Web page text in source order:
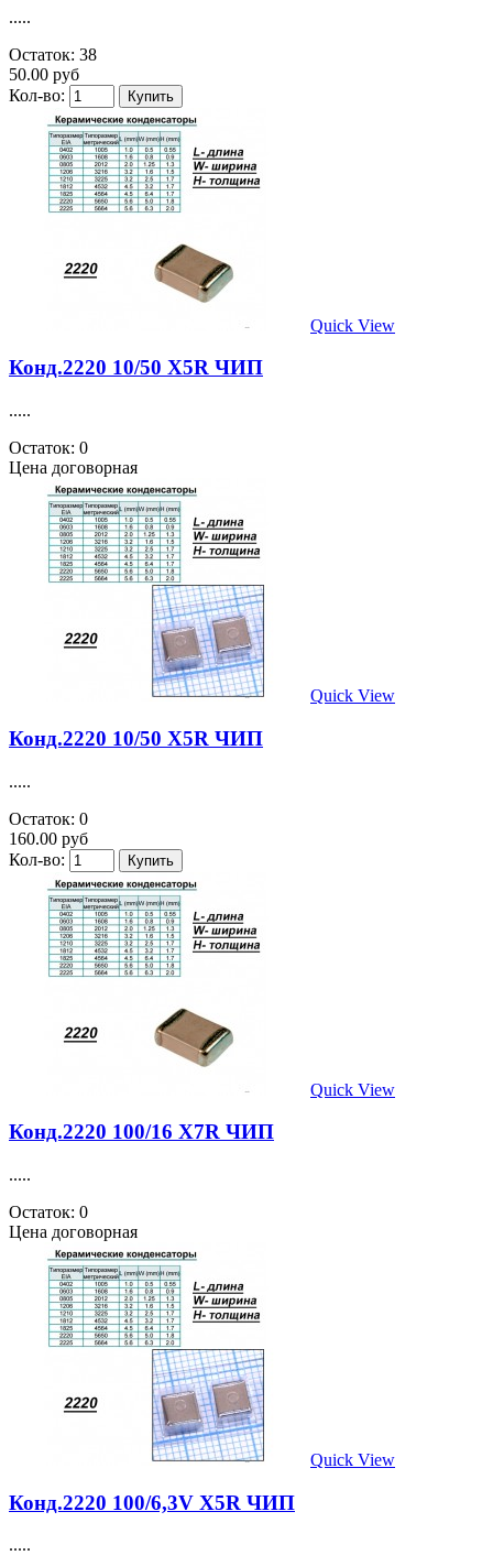
.....
Остаток: 38
50.00 руб
Кол-во:
Quick View
Конд.2220 10/50 X5R ЧИП
.....
Остаток: 0
Цена договорная
Quick View
Конд.2220 10/50 X5R ЧИП
.....
Остаток: 0
160.00 руб
Кол-во:
Quick View
Конд.2220 100/16 X7R ЧИП
.....
Остаток: 0
Цена договорная
Quick View
Конд.2220 100/6,3V X5R ЧИП
.....